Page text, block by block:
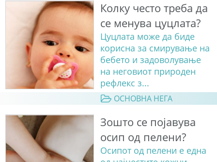
Колку често треба да
се менува цуцлата?
Цуцлата може да биде
корисна за смирување на
бебето и задоволување
на неговиот природен
рефлекс з...
ОСНОВНА НЕГА
Зошто се појавува
осип од пелени?
Осипот од пелени е една